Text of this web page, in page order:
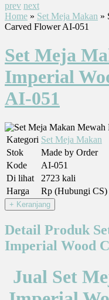
prev next
Home » Set Meja Makan »
Carved Flower AI-051
Set Meja
Imperial
AI-051
Kategori Set Meja Makan
Stok
Made by Order
Kode
AI-051
Di lihat
2723 kali
Harga
Rp (Hubungi CS)
Detail Produk
Imperial Wood
Jual Set